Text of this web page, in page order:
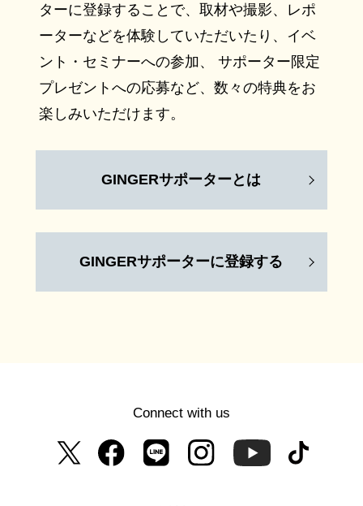
ターに登録することで、取材や撮影、レポ
ーターなどを体験していただいたり、イベ
ント・セミナーへの参加、 サポーター限定
プレゼントへの応募など、数々の特典をお
楽しみいただけます。
GINGERサポーターとは
GINGERサポーターに登録する
Connect with us